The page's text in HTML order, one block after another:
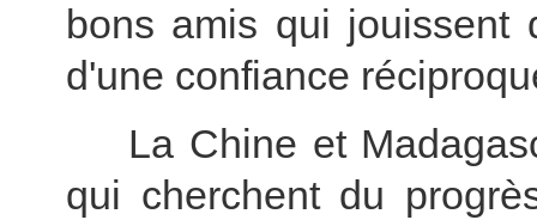
bons amis qui jouissent
d'une confiance
La Chine et
qui cherchent du